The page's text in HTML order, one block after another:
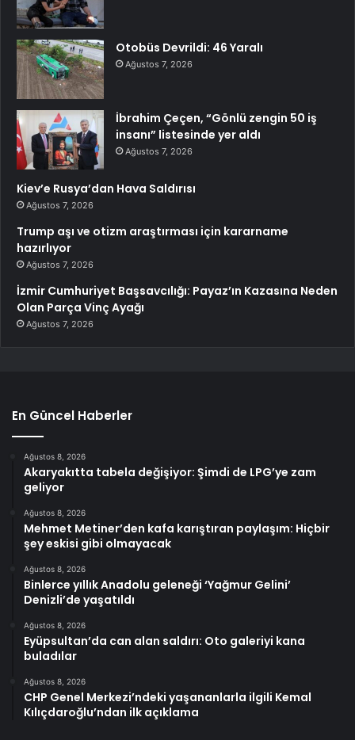
Otobüs Devrildi: 46 Yaralı
Ağustos 7, 2026
İbrahim Çeçen, “Gönlü zengin 50 iş
insanı” listesinde yer aldı
Ağustos 7, 2026
Kiev’e Rusya’dan Hava Saldırısı
Ağustos 7, 2026
Trump aşı ve otizm araştırması için kararname
hazırlıyor
Ağustos 7, 2026
İzmir Cumhuriyet Başsavcılığı: Payaz’ın Kazasına Neden
Olan Parça Vinç Ayağı
Ağustos 7, 2026
En Güncel Haberler
Ağustos 8, 2026
Akaryakıtta tabela değişiyor: Şimdi de LPG’ye zam
geliyor
Ağustos 8, 2026
Mehmet Metiner’den kafa karıştıran paylaşım: Hiçbir
şey eskisi gibi olmayacak
Ağustos 8, 2026
Binlerce yıllık Anadolu geleneği ‘Yağmur Gelini’
Denizli’de yaşatıldı
Ağustos 8, 2026
Eyüpsultan’da can alan saldırı: Oto galeriyi kana
buladılar
Ağustos 8, 2026
CHP Genel Merkezi’ndeki yaşananlarla ilgili Kemal
Kılıçdaroğlu’ndan ilk açıklama